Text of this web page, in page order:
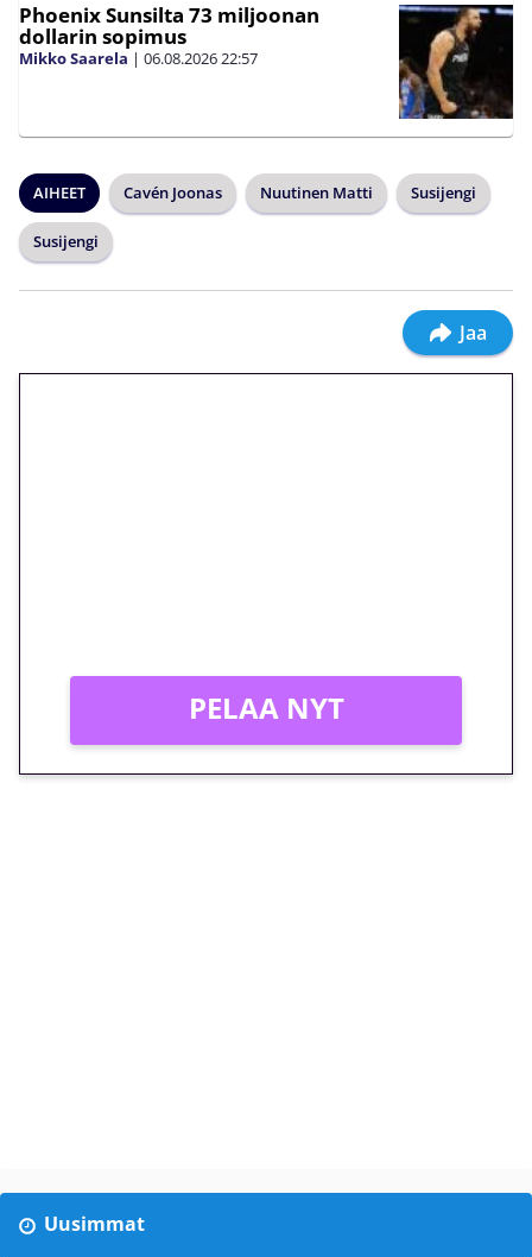
Phoenix Sunsilta 73 miljoonan
dollarin sopimus
Mikko Saarela | 06.08.202622:57
AIHEET Cavén Joonas Nuutinen Matti Susijengi
Susijengi
Jaa
PELAA NYT
Uusimmat